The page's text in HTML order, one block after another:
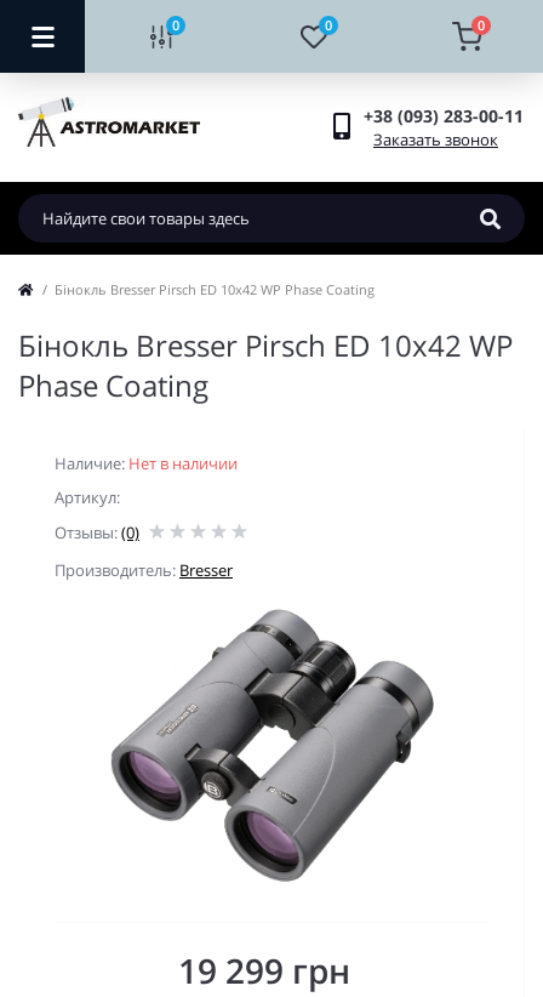
0 0 0
+38 (093) 283-00-11
Заказать звонок
Бінокль Bresser Pirsch ED 10x42 WP Phase Coating
Бінокль Bresser Pirsch ED 10x42 WP
Phase Coating
Наличие: Нет в наличии
Артикул:
Отзывы:(0)
Производитель: Bresser
19 299 грн